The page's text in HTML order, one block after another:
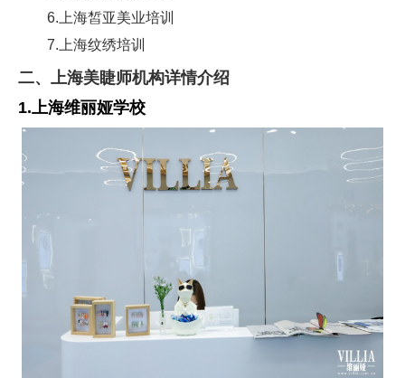
6.上海皙亚美业培训
7.上海纹绣培训
二、上海美睫师机构详情介绍
1.上海维丽娅学校